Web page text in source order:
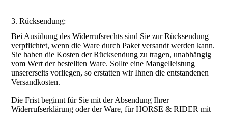
3. Rücksendung:
Bei Ausübung des Widerrufsrechts sind Sie zur Rücksendung
verpflichtet, wenn die Ware durch Paket versandt werden kann.
Sie haben die Kosten der Rücksendung zu tragen, unabhängig
vom Wert der bestellten Ware. Sollte eine Mangelleistung
unsererseits vorliegen, so erstatten wir Ihnen die entstandenen
Versandkosten.
Die Frist beginnt für Sie mit der Absendung Ihrer
Widerrufserklärung oder der Ware, für HORSE & RIDER mit